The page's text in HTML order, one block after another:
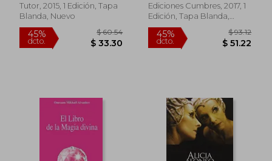
Tutor, 2015, 1 Edición, Tapa
Blanda, Nuevo
Ediciones Cumbres, 2017, 1
Edición, Tapa Blanda,
Nuevo